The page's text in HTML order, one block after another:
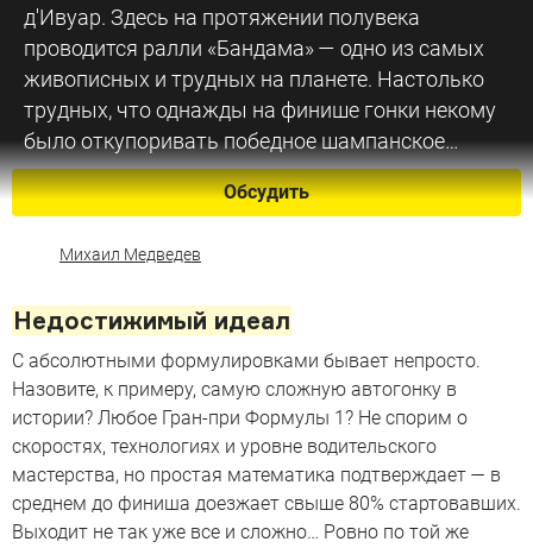
д'Ивуар. Здесь на протяжении полувека
проводится ралли «Бандама» — одно из самых
живописных и трудных на планете. Настолько
трудных, что однажды на финише гонки некому
было откупоривать победное шампанское…
Обсудить
Михаил Медведев
Недостижимый идеал
С абсолютными формулировками бывает непросто.
Назовите, к примеру, самую сложную автогонку в
истории? Любое Гран-при Формулы 1? Не спорим о
скоростях, технологиях и уровне водительского
мастерства, но простая математика подтверждает — в
среднем до финиша доезжает свыше 80% стартовавших.
Выходит не так уже все и сложно… Ровно по той же